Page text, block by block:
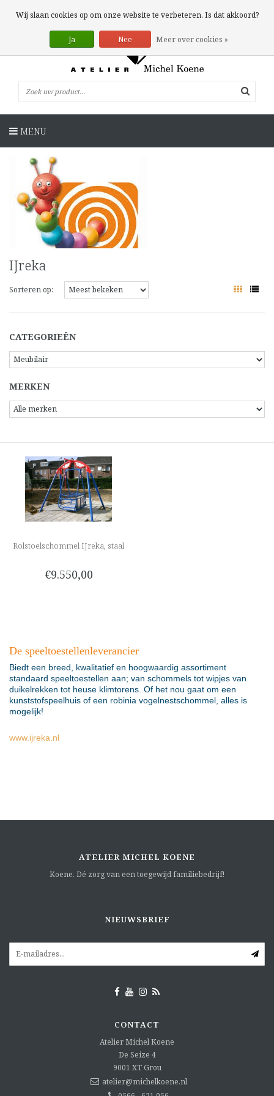
0 Artikelen
MENU
IJreka
Sorteren op:
CATEGORIEËN
MERKEN
Rolstoelschommel IJreka, staal
€9.550,00
De speeltoestellenleverancier
Biedt een breed, kwalitatief en hoogwaardig assortiment
standaard speeltoestellen aan; van schommels tot wipjes van
duikelrekken tot heuse klimtorens. Of het nou gaat om een
kunststofspeelhuis of een robinia vogelnestschommel, alles is
mogelijk!
www.ijreka.nl
ATELIER MICHEL KOENE
Koene. Dé zorg van een toegewijd familiebedrijf!
NIEUWSBRIEF
CONTACT
Atelier Michel Koene
De Seize 4
9001 XT Grou
atelier@michelkoene.nl
Wij slaan cookies op om onze website te verbeteren. Is dat akkoord?
Ja Nee Meer over cookies »